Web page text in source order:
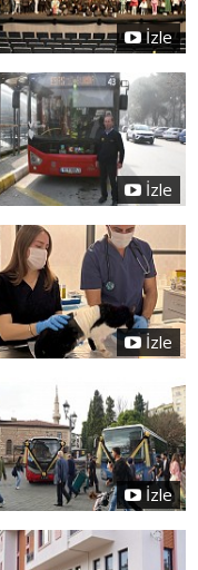
İzle
İzle
İzle
İzle